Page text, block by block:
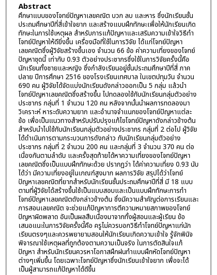
Abstract
ศึกษาแบบของโจทย์ปัญหาเลขคณิต บวก ลบ และหาร ซึ่งนักเรียนชั้น
ประถมศึกษาปีที่สี่เข้าใจยาก และสร้างแบบฝึกทักษะเพื่อให้นักเรียนเกิด
ทักษะในการใช้เหตุผล สำหรับการแก้ปัญหาและเสริมความเข้าใจวิธีทำ
โจทย์ปัญหาให้ดียิ่งขึ้น เครื่องมือที่ใช้ในการวิจัย ได้แก่โจทย์ปัญหา
เลขคณิตซึ่งผู้วิจัยสร้างขึ้นเอง จำนวน 66 ข้อ ค่าความเที่ยงของโจทย์
ปัญหาชุดนี้ เท่ากับ 0.93 ตัวอย่างประชากรซึ่งใช้ในการวิจัยครั้งนี้คือ
นักเรียนทั้งชายและหญิง ซึ่งกำลังเรียนอยู่ชั้นประถมศึกษาปีที่สี่ ภาค
ปลาย ปีการศึกษา 2516 ของโรงเรียนเทศบาล ในเขตปทุมวัน จำนวน
690 คน ผู้วิจัยได้จัดแบ่งนักเรียนดังกล่าวออกเป็น 5 กลุ่ม แล้วนำ
โจทย์ปัญหาเลขคณิตซึ่งสร้างขึ้น ไปทดลองใช้กับนักเรียนกลุ่มตัวอย่าง
ประชากร กลุ่มที่ 1 จำนวน 120 คน หลังจากนั้นนำผลการทดลองมา
วิเคราะห์ หาระดับความยาก และอำนาจจำแนกของโจทย์ปัญหาแต่ละ
ข้อ เพื่อเป็นแนวทางสำหรับปรับปรุงแก้ไขโจทย์ปัญหาดังกล่าวข้างต้น
สำหรับนำไปใช้กับนักเรียนกลุ่มตัวอย่างประชากร กลุ่มที่ 2 ต่อไป ผู้วิจัย
ได้ดำเนินการตามกระบวนการดังกล่าว กับนักเรียนกลุ่มตัวอย่าง
ประชากร กลุ่มที่ 2 จำนวน 200 คน และกลุ่มที่ 3 จำนวน 370 คน ต่อ
เนื่องกันตามลำดับ และครั้งสุดท้ายได้หาความเที่ยงของโจทย์ปัญหา
เลขคณิตซึ่งเป็นแบบฝึกทักษะด้วย ปรากฏว่า ได้ค่าความเที่ยง 0.93 นับ
ได้ว่า มีความเที่ยงอยู่ในเกณฑ์สูงมาก ผลการวิจัย สรุปได้ว่าโจทย์
ปัญหาเลขคณิตที่ยากสำหรับนักเรียนชั้นประถมศึกษาปีที่สี่ มี 18 แบบ
ตามที่ผู้วิจัยได้สร้างขึ้นใช้เป็นแบบสอบและเป็นแบบฝึกทักษะการทำ
โจทย์ปัญหาเลขคณิตดังกล่าวข้างต้น ซึ่งมีความสำคัญต่อการเรียนและ
การสอนเลขคณิต จะช่วยแก้ปัญหาการตีความหมายสภาพของโจทย์
ปัญหาผิดพลาด อันเป็นผลสืบเนื่องมาจากทั้งผู้สอนและผู้เรียน ข้อ
เสนอแนะในการวิจัยครั้งนี้คือ ครูไม่ควรบอกวิธีทำโจทย์ปัญหาแก่นัก
เรียนตรงๆและควรพยายามสอนให้นักเรียนเกิดความเข้าใจ รู้จักพินิจ
พิจารณาใช้เหตุผลที่ถูกต้องตามความเป็นจริง ในการตัดสินใจแก้
ปัญหา สำหรับนักเรียนควรหาโอกาสฝึกฝนทำแบบฝึกหัดโจทย์ปัญหา
ต่างๆเพิ่มขึ้น โดยเฉพาะโจทย์ปัญหาซึ่งนักเรียนเข้าใจยาก เพื่อจะได้
เป็นผู้สามารถแก้ปัญหาได้ดีขึ้น